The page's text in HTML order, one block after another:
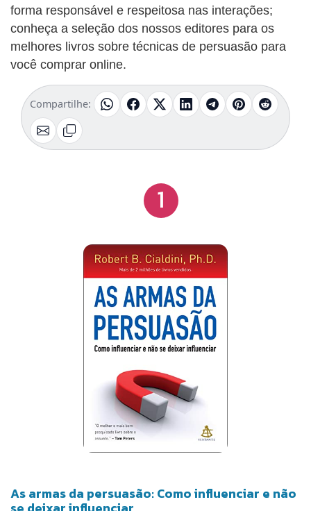
forma responsável e respeitosa nas interações;
conheça a seleção dos nossos editores para os
melhores livros sobre técnicas de persuasão para
você comprar online.
Compartilhe:
1
As armas da persuasão: Como influenciar e não